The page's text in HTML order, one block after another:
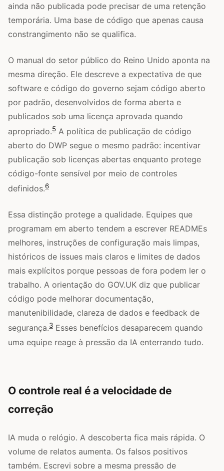
ainda não publicada pode precisar de uma retenção
temporária. Uma base de código que apenas causa
constrangimento não se qualifica.
O manual do setor público do Reino Unido aponta na
mesma direção. Ele descreve a expectativa de que
software e código do governo sejam código aberto
por padrão, desenvolvidos de forma aberta e
publicados sob uma licença aprovada quando
apropriado.5 A política de publicação de código
aberto do DWP segue o mesmo padrão: incentivar
publicação sob licenças abertas enquanto protege
código-fonte sensível por meio de controles
definidos.6
Essa distinção protege a qualidade. Equipes que
programam em aberto tendem a escrever READMEs
melhores, instruções de configuração mais limpas,
históricos de issues mais claros e limites de dados
mais explícitos porque pessoas de fora podem ler o
trabalho. A orientação do GOV.UK diz que publicar
código pode melhorar documentação,
manutenibilidade, clareza de dados e feedback de
segurança.3 Esses benefícios desaparecem quando
uma equipe reage à pressão da IA enterrando tudo.
O controle real é a velocidade de
correção
IA muda o relógio. A descoberta fica mais rápida. O
volume de relatos aumenta. Os falsos positivos
também. Escrevi sobre a mesma pressão de